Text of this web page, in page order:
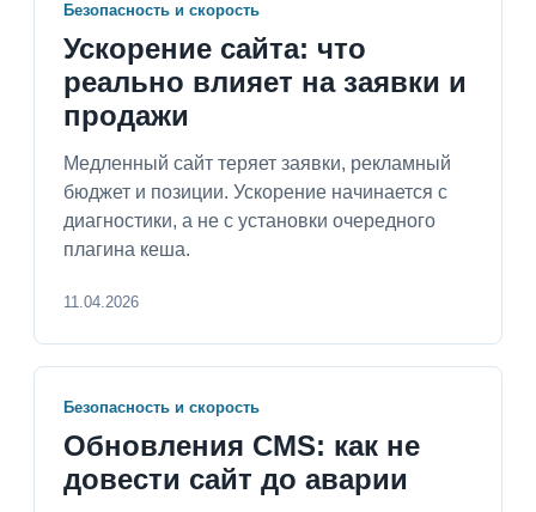
Безопасность и скорость
Ускорение сайта: что
реально влияет на заявки и
продажи
Медленный сайт теряет заявки, рекламный
бюджет и позиции. Ускорение начинается с
диагностики, а не с установки очередного
плагина кеша.
11.04.2026
Безопасность и скорость
Обновления CMS: как не
довести сайт до аварии